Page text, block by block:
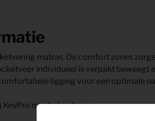
matras. De comfort zones
individueel is verpakt beweegt
ligging voor een optimale
KeyPro meubelverhuur.